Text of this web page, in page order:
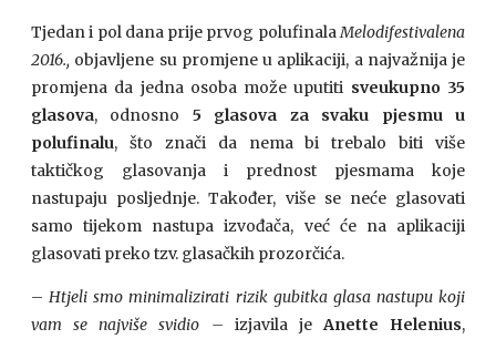
Tjedan i pol dana prije prvog polufinalaMelodifestivalena
2016., objavljene su promjene u aplikaciji, a najvažnija je
promjena da jedna osoba može uputiti sveukupno 35
glasova, odnosno 5 glasova za svaku pjesmu u
polufinalu, što znači da nema bi trebalo biti više
taktičkog glasovanja i prednost pjesmama koje
nastupaju posljednje. Također, više se neće glasovati
samo tijekom nastupa izvođača, već će na aplikaciji
glasovati preko tzv. glasačkih prozorčića.
–Htjeli smo minimalizirati rizik gubitka glasa nastupu koji
vam se najviše svidio – izjavila jeAnette Helenius,